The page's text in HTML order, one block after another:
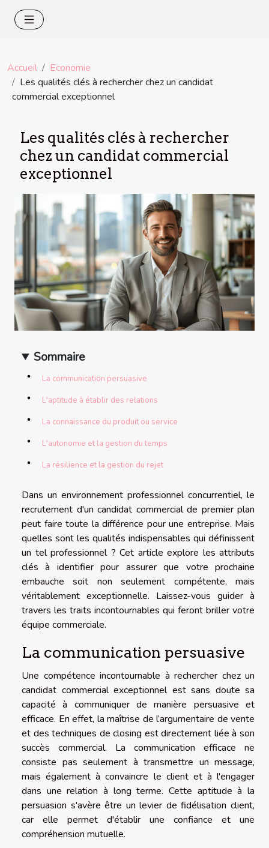
Accueil
Economie
Les qualités clés à rechercher chez un candidat
commercial exceptionnel
Les qualités clés à rechercher
chez un candidat commercial
exceptionnel
Sommaire
La communication persuasive
L'aptitude à établir des relations
La connaissance du produit ou service
L'autonomie et la gestion du temps
La résilience et la gestion du rejet
Dans un environnement professionnel concurrentiel, le
recrutement d'un candidat commercial de premier plan
peut faire toute la différence pour une entreprise. Mais
quelles sont les qualités indispensables qui définissent
un tel professionnel ? Cet article explore les attributs
clés à identifier pour assurer que votre prochaine
embauche soit non seulement compétente, mais
véritablement exceptionnelle. Laissez-vous guider à
travers les traits incontournables qui feront briller votre
équipe commerciale.
La communication persuasive
Une compétence incontournable à rechercher chez un
candidat commercial exceptionnel est sans doute sa
capacité à communiquer de manière persuasive et
efficace. En effet, la maîtrise de l’argumentaire de vente
et des techniques de closing est directement liée à son
succès commercial. La communication efficace ne
consiste pas seulement à transmettre un message,
mais également à convaincre le client et à l'engager
dans une relation à long terme. Cette aptitude à la
persuasion s'avère être un levier de fidélisation client,
car elle permet d'établir une confiance et une
compréhension mutuelle.